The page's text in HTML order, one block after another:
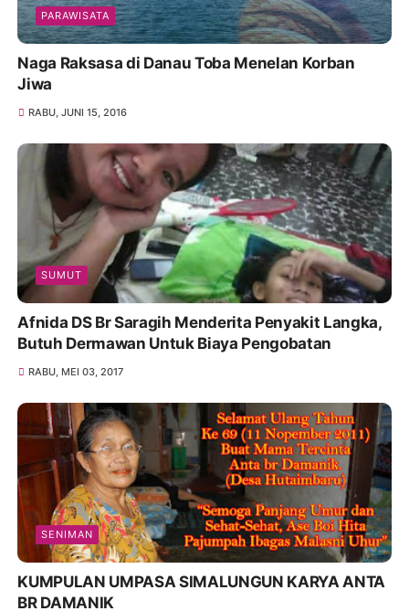
PARAWISATA
Naga Raksasa di Danau Toba Menelan Korban
Jiwa
RABU, JUNI 15, 2016
SUMUT
Afnida DS Br Saragih Menderita Penyakit Langka,
Butuh Dermawan Untuk Biaya Pengobatan
RABU, MEI 03, 2017
SENIMAN
KUMPULAN UMPASA SIMALUNGUN KARYA ANTA
BR DAMANIK